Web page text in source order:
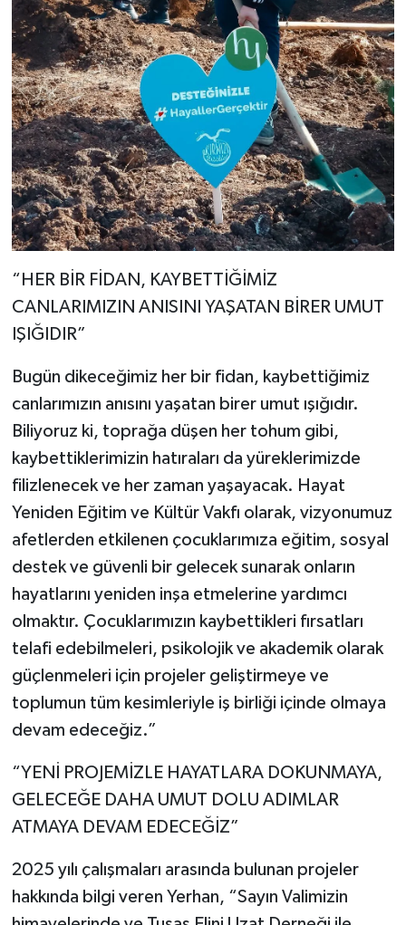
“HER BİR FİDAN, KAYBETTİĞİMİZ
CANLARIMIZIN ANISINI YAŞATAN BİRER UMUT
IŞIĞIDIR”
Bugün dikeceğimiz her bir fidan, kaybettiğimiz
canlarımızın anısını yaşatan birer umut ışığıdır.
Biliyoruz ki, toprağa düşen her tohum gibi,
kaybettiklerimizin hatıraları da yüreklerimizde
filizlenecek ve her zaman yaşayacak. Hayat
Yeniden Eğitim ve Kültür Vakfı olarak, vizyonumuz
afetlerden etkilenen çocuklarımıza eğitim, sosyal
destek ve güvenli bir gelecek sunarak onların
hayatlarını yeniden inşa etmelerine yardımcı
olmaktır. Çocuklarımızın kaybettikleri fırsatları
telafi edebilmeleri, psikolojik ve akademik olarak
güçlenmeleri için projeler geliştirmeye ve
toplumun tüm kesimleriyle iş birliği içinde olmaya
devam edeceğiz.”
“YENİ PROJEMİZLE HAYATLARA DOKUNMAYA,
GELECEĞE DAHA UMUT DOLU ADIMLAR
ATMAYA DEVAM EDECEĞİZ”
2025 yılı çalışmaları arasında bulunan projeler
hakkında bilgi veren Yerhan, “Sayın Valimizin